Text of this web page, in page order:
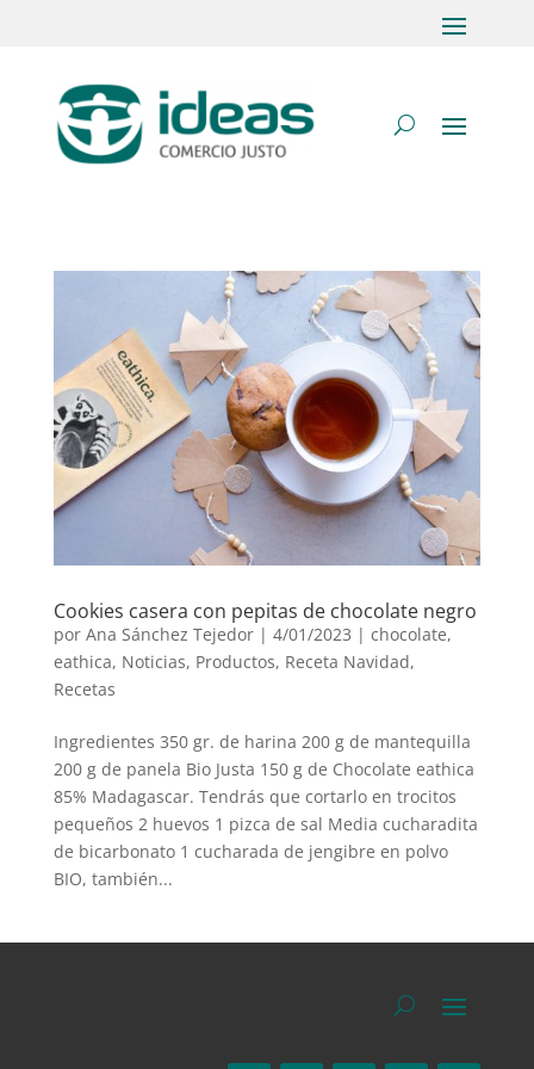
Cookies casera con pepitas de chocolate negro
por Ana Sánchez Tejedor| 4/01/2023 | chocolate,
eathica, Noticias, Productos, Receta Navidad,
Recetas
Ingredientes 350 gr. de harina 200 g de mantequilla
200 g de panela Bio Justa 150 g de Chocolate eathica
85% Madagascar. Tendrás que cortarlo en trocitos
pequeños 2 huevos 1 pizca de sal Media cucharadita
de bicarbonato 1 cucharada de jengibre en polvo
BIO, también...